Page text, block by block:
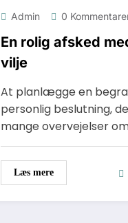
Admin 0
En rolig afsked
vilje
At planlægge en
personlig beslutning,
mange overvejelser
Læs mere